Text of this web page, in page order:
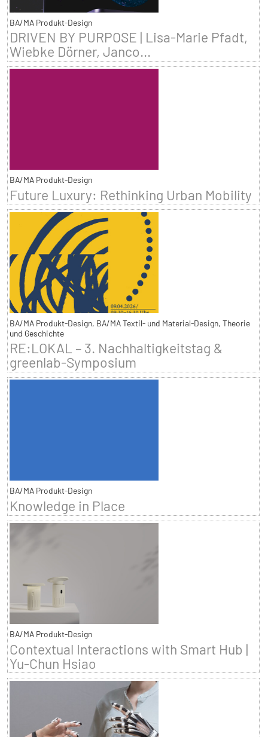
BA/MA Produkt-Design
DRIVEN BY PURPOSE | Lisa-Marie Pfadt,
Wiebke Dörner, Janco...
BA/MA Produkt-Design
Future Luxury: Rethinking Urban Mobility
BA/MA Produkt-Design, BA/MA Textil- und Material-Design, Theorie
und Geschichte
RE:LOKAL – 3. Nachhaltigkeitstag &
greenlab-Symposium
BA/MA Produkt-Design
Knowledge in Place
BA/MA Produkt-Design
Contextual Interactions with Smart Hub |
Yu-Chun Hsiao